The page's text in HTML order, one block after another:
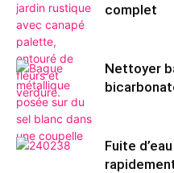
complet
Nettoyer
Fuite